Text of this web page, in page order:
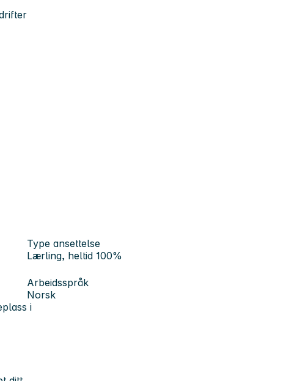
Type ansettelse
Lærling, heltid 100%
Arbeidsspråk
Norsk
i